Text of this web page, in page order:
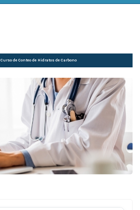
Curso de Conteo de Hidratos de Carbono